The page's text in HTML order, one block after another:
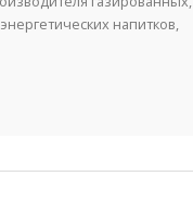
напитков,